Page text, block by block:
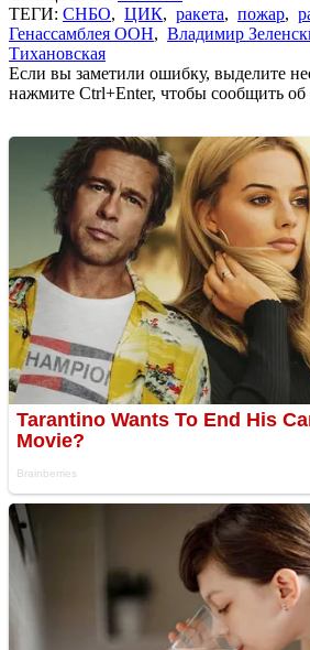
ТЕГИ: СНБО, ЦИК, ракета, пожар,
Генассамблея ООН, Владимир
Тихановская
Если вы заметили ошибку, выделите
нажмите Ctrl+Enter, чтобы сообщить об